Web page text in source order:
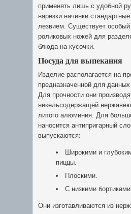
применять лишь с удобной
нарезки начинки
лезвием. Существует особый
роликовых ножей для
блюда на кусочки.
Посуда для выпекания
Изделие располагается на
предназначенной для
Для прочности они
никельсодержащей
литого алюминия. Для
наносится антипригарный
выпускаются:
Широкими и
пиццы.
Плоскими.
С низкими
Они изготавливаются из